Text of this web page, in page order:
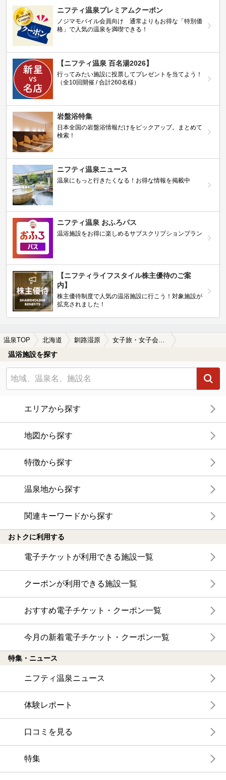
ニフティ温泉プレミアムクーポン
ノジマモバイル会員向け 通常よりもお得な「特別価
格」で人気の温泉を満喫できる！
【ニフティ温泉 百名湯2026】
行ってみたい施設に投票してプレゼントを当てよう！
（全10回開催 / 合計260名様）
岩盤浴特集
日本全国の岩盤浴情報だけをピックアップ。まとめて
検索！
ニフティ温泉ニュース
温泉にもっと行きたくなる！お得な情報を掲載中
ニフティ温泉 おふろパス
温浴施設をお得に楽しめるサブスクリプションプラン
【ニフティライフスタイル株主優待のご案
内】
株主優待制度で人気の温浴施設に行こう！対象施設が
拡充されました！
温泉TOP 北海道 釧路湿原 女子旅・女子会におすすめの釧路湿原の温泉、日帰り温泉、スーパー銭湯おすすめ
温浴施設を探す
エリアから探す
地図から探す
特徴から探す
温泉地から探す
関連キーワードから探す
おトクに利用する
電子チケットが利用できる施設一覧
クーポンが利用できる施設一覧
おすすめ電子チケット・クーポン一覧
今月の新着電子チケット・クーポン一覧
特集・ニュース
ニフティ温泉ニュース
体験レポート
口コミを見る
特集